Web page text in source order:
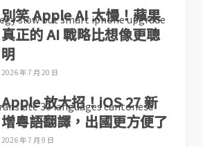
別笑 Apple AI 太慢！蘋果
真正的 AI 戰略比想像更聰
明
2026 年 7 月 20 日
Apple 放大招！iOS 27 新
增粵語翻譯，出國更方便了
2026 年 7 月 9 日